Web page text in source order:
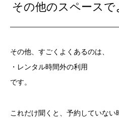
その他のスペース
その他、すごくよくあるのは、
・レンタル時間外の利用
です。
これだけ聞くと、予約していな